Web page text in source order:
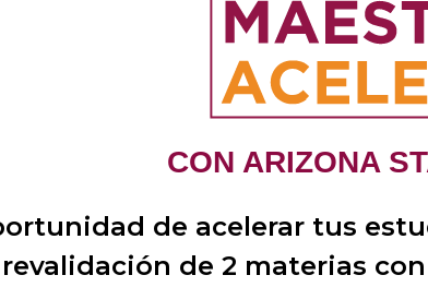
CON ARIZONA
de acelerar tus
de 2 materias con